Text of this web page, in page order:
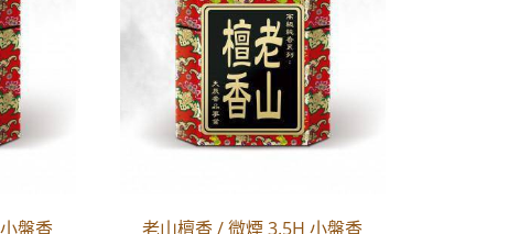
盤香 老山檀香 / 微煙 3.5H 小盤香